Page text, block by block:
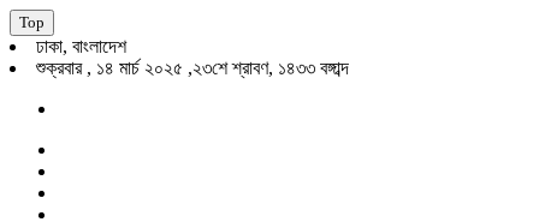
Top
ঢাকা, বাংলাদেশ
শুক্রবার , ১৪ মার্চ ২০২৫ ,২৩শে শ্রাবণ, ১৪৩৩ বঙ্গাব্দ